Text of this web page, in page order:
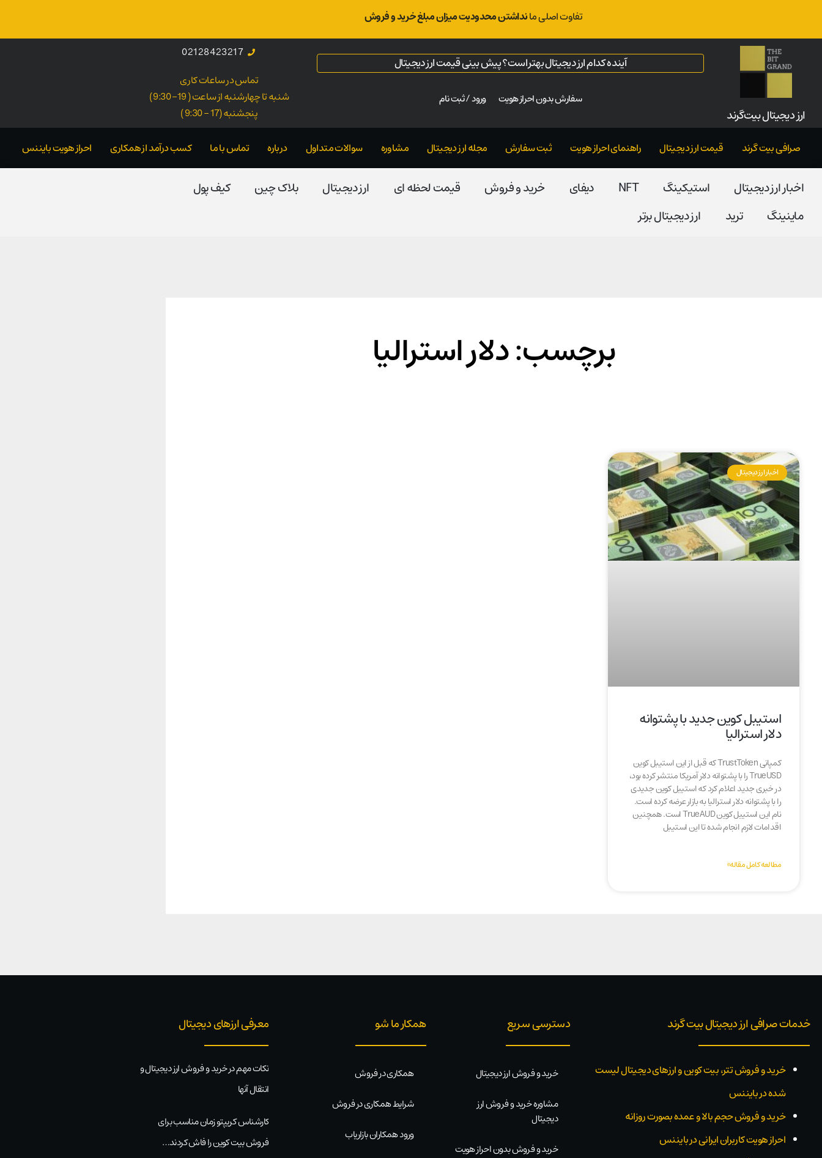
تفاوت اصلی مانداشتن محدودیت میزان مبلغ خرید و فروش
ارز‌ دیجیتال بیت‌گرند
آینده کدام ارز دیجیتال بهتر است؟ پیش بینی قیمت ارز دیجیتال
سفارش بدون احراز هویت ورود / ثبت نام
02128423217
تماس در ساعات کاری
شنبه تا چهارشنبه از ساعت ( 19- 9:30 )
پنجشنبه (17 - 9:30 )
صرافی بیت گرند قیمت ارز دیجیتال راهنمای احراز هویت ثبت سفارش مجله ارز دیجیتال مشاوره سوالات متداول درباره تماس با ما کسب درآمد از همکاری احراز هویت بایننس
اخبار ارز دیجیتال استیکینگ NFT دیفای خرید و فروش قیمت لحظه ای ارز دیجیتال بلاک‌ چین
کیف پول
ماینینگ
ترید ارز دیجیتال برتر
برچسب: دلار استرالیا
اخبار ارز دیجیتال
استیبل کوین جدید با پشتوانه
دلار استرالیا
کمپانی TrustToken که قبل از این استیبل کوین
TrueUSD را با پشتوانه دلار آمریکا منتشر کرده بود،
در خبری جدید اعلام کرد که استیبل کوین جدیدی
را با پشتوانه دلار استرالیا به بازار عرضه کرده است.
نام این استیبل کوین TrueAUD است. همچنین
اقدامات لازم انجام شده تا این استیبل
مطالعه کامل مقاله»
خدمات صرافی ارز دیجیتال بیت گرند
خرید و فروش تتر، بیت کوین و ارزهای دیجیتال لیست
شده در بایننس
خرید و فروش حجم بالا و عمده بصورت روزانه
احراز هویت کاربران ایرانی در بایننس
دسترسی سریع
خرید و فروش ارز دیجیتال
مشاوره خرید و فروش ارز
دیجیتال
خرید و فروش بدون احراز هویت
همکار ما شو
همکاری در فروش
شرایط همکاری در فروش
ورود همکاران بازاریاب
معرفی ارزهای دیجیتال
نکات مهم در خرید و فروش ارز دیجیتال و
انتقال آنها
کارشناس کریپتو زمان مناسب برای
فروش بیت کوین را فاش کردند…